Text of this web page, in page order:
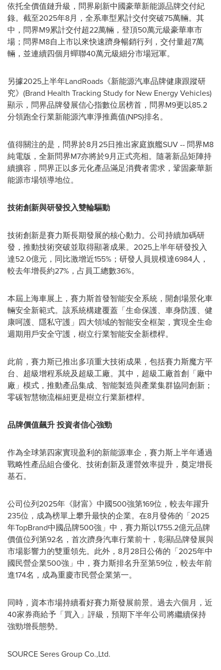
依托全價值鏈升級，問界刷新中國豪華新能源品牌交付紀
錄。截至2025年8月，全系車型累計交付突破75萬輛。其
中，問界M9累計交付超22萬輛，登頂50萬元級豪華車市
場；問界M8自上市以來快速躋身暢銷行列，交付量超7萬
輛，並連續四個月蟬聯40萬元級細分市場冠軍。
另據2025上半年LandRoads《新能源汽車品牌健康跟蹤研
究》(Brand Health Tracking Study for New Energy Vehicles)
顯示，問界品牌發展信心指數位居榜首，問界M9更以85.2
分領跑全行業新能源汽車淨推薦值(NPS)排名。
值得關注的是，問界於8月25日推出家庭旗艦SUV -- 問界M8
純電版，全新問界M7亦將於9月正式亮相。隨著新品矩陣持
續擴容，問界正以多元化產品滿足消費者需求，鞏固豪華新
能源市場領導地位。
技術創新與研發投入雙輪驅動
技術創新是賽力斯長期發展的核心動力。公司持續加碼研
發，推動技術突破並取得顯著成果。2025上半年研發投入
達52.0億元，同比激增近155%；研發人員規模達6984人，
較去年增長約27%，占員工總數36%。
本屆上海車展上，賽力斯首發智能安全系統，開創場景化車
輛安全新範式。該系統構建覆蓋「生命保護、車身防護、健
康呵護、隱私守護」四大領域的智能安全框架，實現全生命
週期用戶安全守護，樹立行業智能安全新標桿。
此前，賽力斯已推出多項重大技術成果，包括賽力斯魔方平
台、超級增程系統及超級工廠。其中，超級工廠首創「廠中
廠」模式，推動產品集成、智能製造與產業集群協同創新；
零碳智慧物流樞紐更是樹立行業新標桿。
品牌價值飆升 投資者信心強勁
作為全球第四家實現盈利的新能源車企，賽力斯上半年通過
戰略性產品組合優化、技術創新及運營效率提升，奠定增長
基石。
公司位列2025年《財富》中國500強第169位，較去年躍升
235位，成為榜單上攀升最快的企業。在8月發佈的「2025
年TopBrand中國品牌500強」中，賽力斯以1755.2億元品牌
價值位列第92名，首次躋身汽車行業前十，彰顯品牌發展與
市場影響力的雙重領先。此外，8月28日公佈的「2025年中
國民營企業500強」中，賽力斯排名升至第59位，較去年前
進174名，成為重慶市民營企業第一。
同時，資本市場持續看好賽力斯發展前景。過去六個月，近
40家券商給予「買入」評級，預期下半年公司將繼續保持
強勁增長態勢。
SOURCE Seres Group Co.,Ltd.